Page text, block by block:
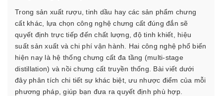
Trong sản xuất rượu, tinh dầu hay các sản phẩm chưng
cất khác, lựa chọn công nghệ chưng cất đúng đắn sẽ
quyết định trực tiếp đến chất lượng, độ tinh khiết, hiệu
suất sản xuất và chi phí vận hành. Hai công nghệ phổ biến
hiện nay là hệ thống chưng cất đa tầng (multi‑stage
distillation) và nồi chưng cất truyền thống. Bài viết dưới
đây phân tích chi tiết sự khác biệt, ưu nhược điểm của mỗi
phương pháp, giúp bạn đưa ra quyết định phù hợp.